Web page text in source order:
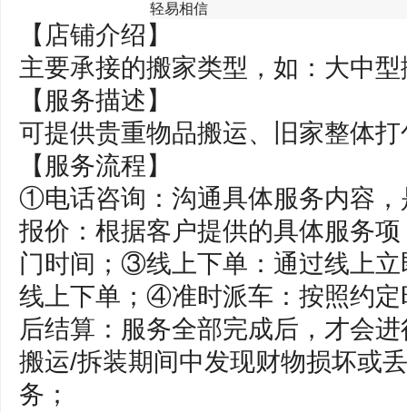
轻易相信
【店铺介绍】
主要承接的搬家类型，如：大中
【服务描述】
可提供贵重物品搬运、旧家整体
【服务流程】
①电话咨询：沟通具体服务内容
报价：根据客户提供的具体服务
门时间；③线上下单：通过线上
线上下单；④准时派车：按照约
后结算：服务全部完成后，才会
搬运/拆装期间中发现财物损坏或
务；